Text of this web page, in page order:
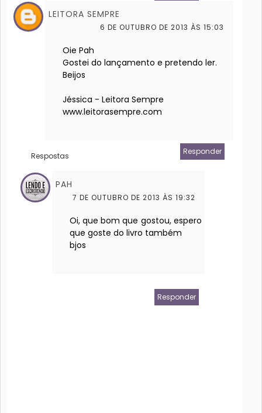
LEITORA SEMPRE
6 DE OUTUBRO DE 2013 ÀS 15:03
Oie Pah
Gostei do lançamento e pretendo ler.
Beijos
Jéssica - Leitora Sempre
www.leitorasempre.com
Responder
Respostas
PAH
7 DE OUTUBRO DE 2013 ÀS 19:32
Oi, que bom que gostou, espero
que goste do livro também
bjos
Responder